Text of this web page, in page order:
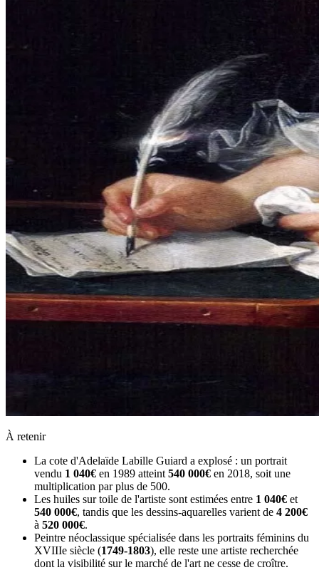
À retenir
La cote d'Adelaïde Labille Guiard a explosé : un portrait
vendu 1 040€ en 1989 atteint 540 000€ en 2018, soit une
multiplication par plus de 500.
Les huiles sur toile de l'artiste sont estimées entre 1 040€ et
540 000€, tandis que les dessins-aquarelles varient de 4 200€
à 520 000€.
Peintre néoclassique spécialisée dans les portraits féminins du
XVIIIe siècle (1749-1803), elle reste une artiste recherchée
dont la visibilité sur le marché de l'art ne cesse de croître.